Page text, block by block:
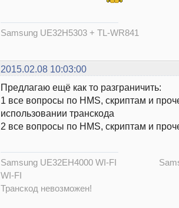
Samsung UE32H5303 + ТL-WR841
2015.02.08 10:03:00
Предлагаю ещё как то разграничить:
1 все вопросы по HMS, скриптам и
использовании транскода
2 все вопросы по HMS, скриптам и
Samsung UE32EH4000 WI-FI
WI-FI
Транскод невозможен!